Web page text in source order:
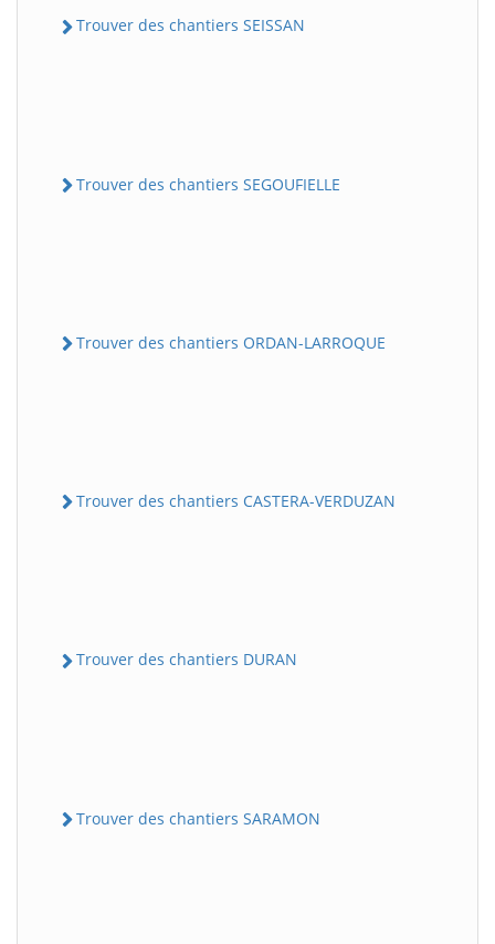
Trouver des chantiers SEISSAN
Trouver des chantiers SEGOUFIELLE
Trouver des chantiers ORDAN-LARROQUE
Trouver des chantiers CASTERA-VERDUZAN
Trouver des chantiers DURAN
Trouver des chantiers SARAMON